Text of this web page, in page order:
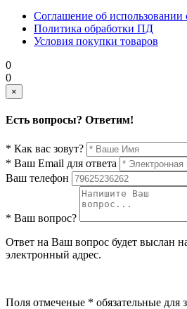
Соглашение об использовании
Политика обработки ПД
Условия покупки товаров
0
0
×
Есть вопросы? Ответим!
* Как вас зовут?
* Ваш Email для ответа
Ваш телефон
* Ваш вопрос?
Ответ на Ваш вопрос будет выслан
электронный адрес.
Поля отмеченые * обязательные для